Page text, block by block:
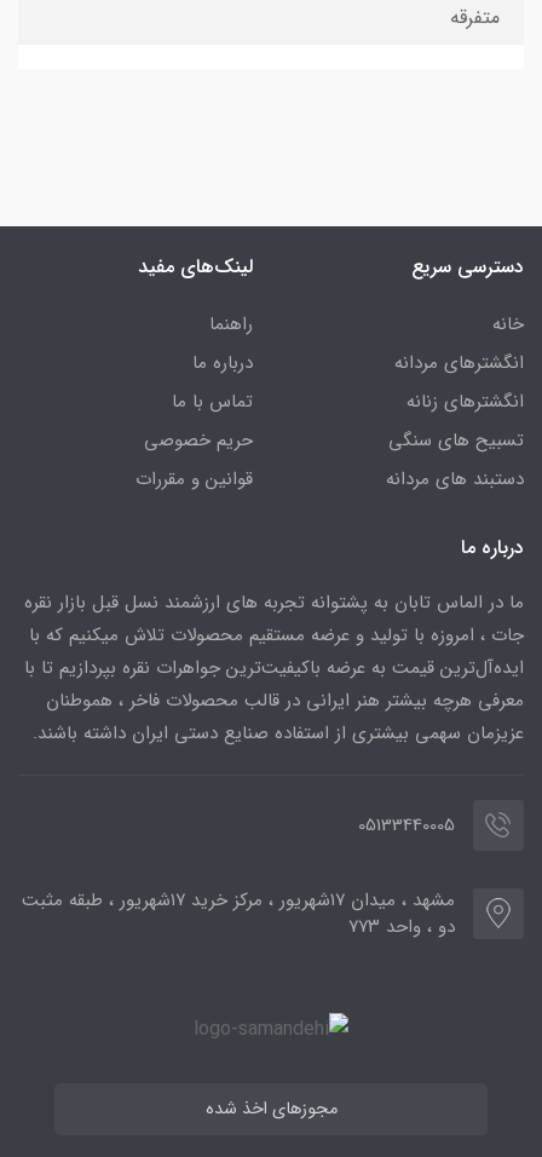
متفرقه
دسترسی سریع
خانه
انگشترهای مردانه
انگشترهای زنانه
تسبیح های سنگی
دستبند های مردانه
لینک‌های مفید
راهنما
درباره ما
تماس با ما
حریم خصوصی
قوانین و مقررات
درباره ما
ما در الماس تابان به پشتوانه تجربه های ارزشمند نسل قبل بازار نقره
جات ، امروزه با تولید و عرضه مستقیم محصولات تلاش میکنیم که با
ایده‌آل‌ترین قیمت به عرضه باکیفیت‌ترین جواهرات نقره بپردازیم تا با
معرفی هرچه بیشتر هنر ایرانی در قالب محصولات فاخر ، هموطنان
عزیزمان سهمی بیشتری از استفاده صنایع دستی ایران داشته باشند.
05133440005
مشهد ، میدان ۱۷شهریور ، مرکز خرید ۱۷شهریور ، طبقه مثبت
دو ، واحد ۷۷۳
مجوزهای اخذ شده